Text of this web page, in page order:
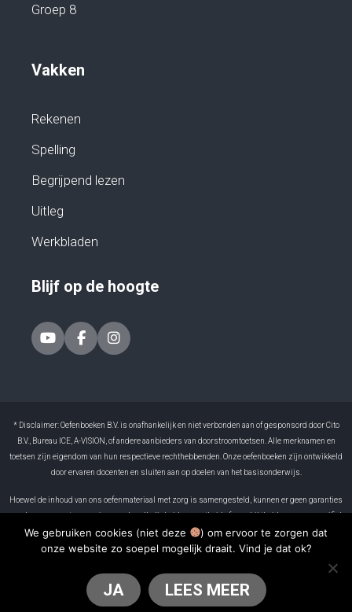
Groep 8
Vakken
Rekenen
Spelling
Begrijpend lezen
Uitleg
Werkbladen
Blijf op de hoogte
* Disclaimer: Oefenboeken B.V. is onafhankelijk en niet verbonden aan of gesponsord door Cito
B.V., Bureau ICE, A-VISION, of andere aanbieders van doorstroomtoetsen. Alle merknamen en
toetsen zijn eigendom van hun respectieve rechthebbenden. Onze oefenboeken zijn ontwikkeld
door ervaren docenten en sluiten aan op doelen van het basisonderwijs.
Hoewel de inhoud van ons oefenmateriaal met zorg is samengesteld, kunnen er geen garanties
worden gegeven ten aanzien van de volledigheid, correctheid of geschiktheid voor een specifiek
doel. Oefenboeken B.V. is niet aansprakelijk voor eventuele fouten in het materiaal of voor
gevolgen die voortvloeien uit het gebruik ervan. Resultaten kunnen per leerling verschillen. Het
2026 © Oefenboeken.nl
We gebruiken cookies (niet deze
) om ervoor te zorgen dat
onze website zo soepel mogelijk draait. Vind je dat ok?
JA LEES MEER